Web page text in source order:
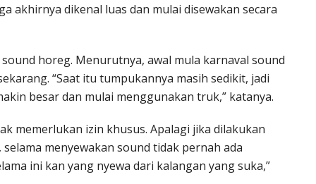
akhirnya dikenal luas dan mulai disewakan secara
horeg. Menurutnya, awal mula karnaval sound
“Saat itu tumpukannya masih sedikit, jadi
besar dan mulai menggunakan truk,” katanya.
memerlukan izin khusus. Apalagi jika dilakukan
menyewakan sound tidak pernah ada
ini kan yang nyewa dari kalangan yang suka,”